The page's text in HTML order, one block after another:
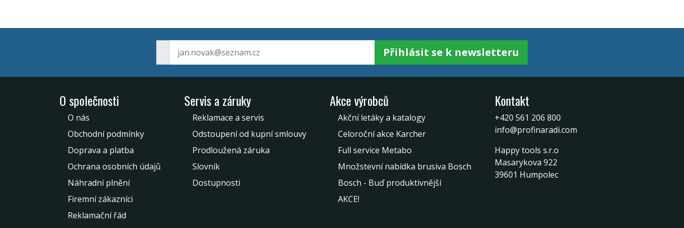
Přihlásit se k newsletteru
O společnosti
O nás
Obchodní podmínky
Doprava a platba
Ochrana osobních údajů
Náhradní plnění
Firemní zákazníci
Reklamační řád
Servis a záruky
Reklamace a servis
Odstoupení od kupní smlouvy
Prodloužená záruka
Slovník
Dostupnosti
Akce výrobců
Akční letáky a katalogy
Celoroční akce Karcher
Full service Metabo
Množstevní nabídka brusiva Bosch
Bosch - Buď produktivnější
AKCE!
Kontakt
+420 561 206 800
info@profinaradi.com
Happy tools s.r.o
Masarykova 922
39601 Humpolec